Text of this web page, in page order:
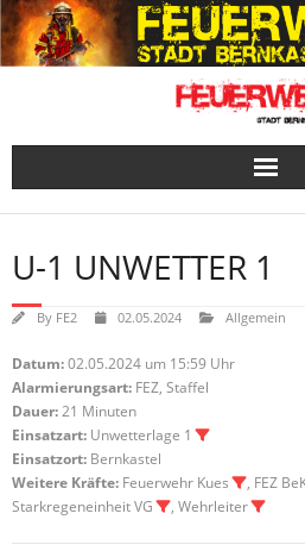
Skip
to
content
U-1 UNWETTER 1
By FE2 02.05.2024 Allgemein
Datum:02.05.2024 um 15:59 Uhr
Alarmierungsart: FEZ, Staffel
Dauer:21 Minuten
Einsatzart: Unwetterlage 1
Einsatzort: Bernkastel
Weitere Kräfte: Feuerwehr Kues , FEZ
Starkregeneinheit VG
, Wehrleiter